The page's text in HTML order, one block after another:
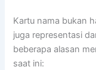
Kartu nama bukan
juga representasi
beberapa alasan
saat ini: